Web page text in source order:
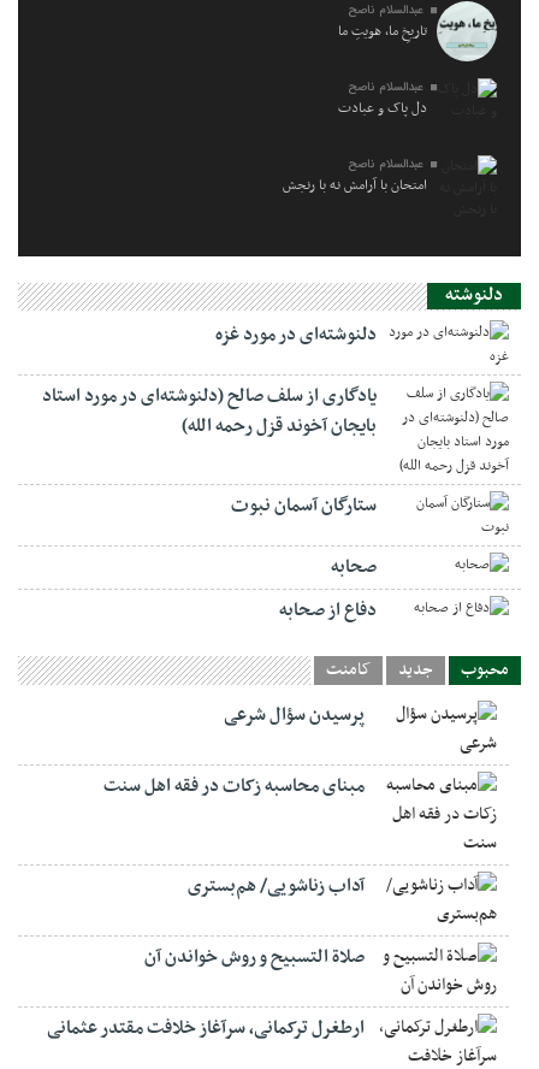
عبدالسلام ناصح
تاریخِ ما، هویتِ ما
عبدالسلام ناصح
دل پاک و عبادت
عبدالسلام ناصح
امتحان با آرامش نه با رنجش
دلنوشته
دلنوشته‌ای در مورد غزه
یادگاری از سلف صالح (دلنوشته‌ای در مورد استاد
بایجان آخوند قزل رحمه الله)
ستارگان آسمان نبوت
صحابه
دفاع از صحابه
محبوب جدید کامنت
پرسیدن سؤال شرعی
مبنای محاسبه زکات در فقه اهل سنت
آداب زناشویی/ هم‌بستری
صلاة التسبيح و روش خواندن آن
ارطغرل ترکمانی، سرآغاز خلافت مقتدر عثمانی